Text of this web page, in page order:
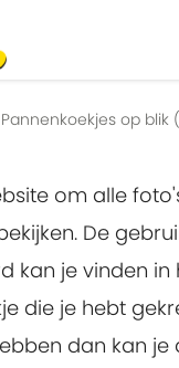
Pannenkoekjes op blik
om alle
De
kan je vinden in
die je hebt
dan kan je